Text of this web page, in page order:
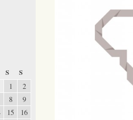
S S
1
2
8
9
15
16